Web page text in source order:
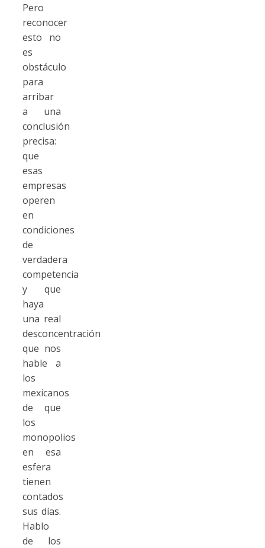
Pero
reconocer
esto no
es
obstáculo
para
arribar
a una
conclusión
precisa:
que
esas
empresas
operen
en
condiciones
de
verdadera
competencia
y que
haya
una real
desconcentración
que nos
hable a
los
mexicanos
de que
los
monopolios
en esa
esfera
tienen
contados
sus días.
Hablo
de los